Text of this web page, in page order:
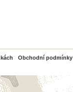
Obchodní podmínky
PayPal